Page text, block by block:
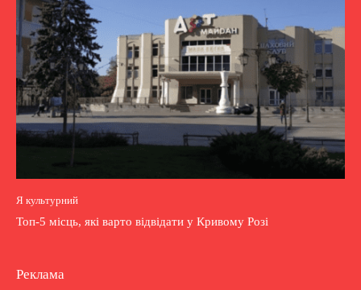
Я культурний
Топ-5 місць, які варто відвідати у Кривому Розі
Реклама